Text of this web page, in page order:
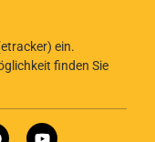
ein.
finden Sie